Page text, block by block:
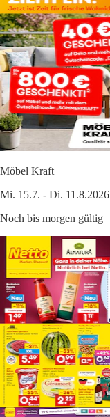
Möbel Kraft
Mi. 15.7. - Di. 11.8.2026
Noch bis morgen gültig